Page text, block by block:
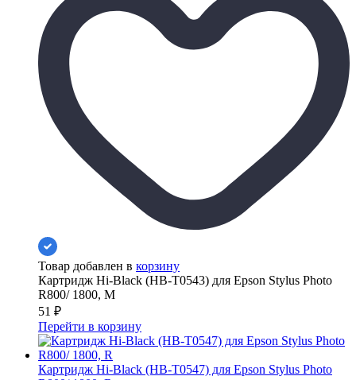
Товар добавлен в корзину
Картридж Hi-Black (HB-T0543) для Epson Stylus Photo
R800/ 1800, M
51 ₽
Перейти в корзину
Картридж Hi-Black (HB-T0547) для Epson Stylus Photo